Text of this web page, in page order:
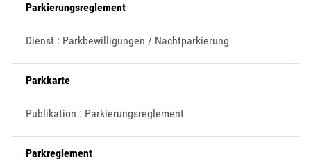
Parkierungsreglement
Dienst : Parkbewilligungen / Nachtparkierung
Parkkarte
Publikation : Parkierungsreglement
Parkreglement